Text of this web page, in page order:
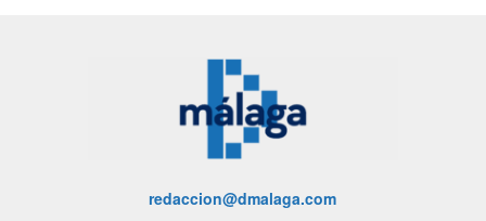
redaccion@dmalaga.com